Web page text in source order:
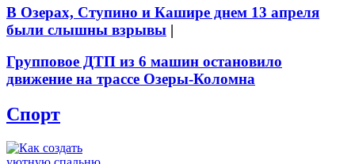
В Озерах, Ступино и Кашире днем 13 апреля
были слышны взрывы |
Групповое ДТП из 6 машин остановило
движение на трассе Озеры-Коломна
Спорт